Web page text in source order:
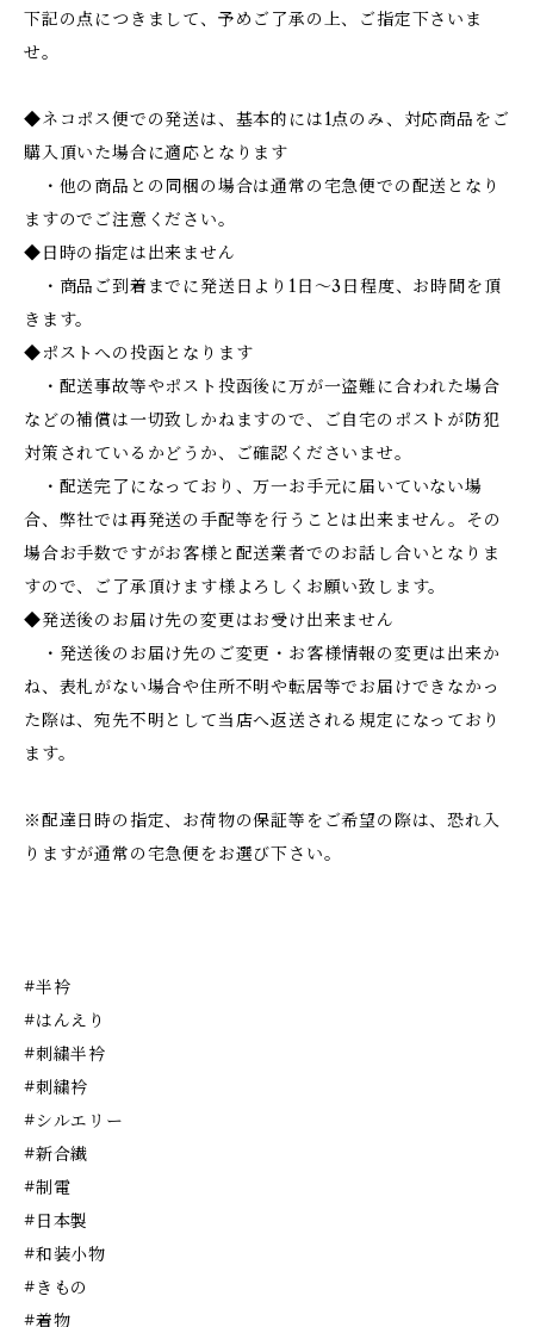
下記の点につきまして、予めご了承の上、ご指定下さいま
せ。
◆ネコポス便での発送は、基本的には1点のみ、対応商品をご
購入頂いた場合に適応となります
・他の商品との同梱の場合は通常の宅急便での配送となり
ますのでご注意ください。
◆日時の指定は出来ません
・商品ご到着までに発送日より1日～3日程度、お時間を頂
きます。
◆ポストへの投函となります
・配送事故等やポスト投函後に万が一盗難に合われた場合
などの補償は一切致しかねますので、ご自宅のポストが防犯
対策されているかどうか、ご確認くださいませ。
・配送完了になっており、万一お手元に届いていない場
合、弊社では再発送の手配等を行うことは出来ません。その
場合お手数ですがお客様と配送業者でのお話し合いとなりま
すので、ご了承頂けます様よろしくお願い致します。
◆発送後のお届け先の変更はお受け出来ません
・発送後のお届け先のご変更・お客様情報の変更は出来か
ね、表札がない場合や住所不明や転居等でお届けできなかっ
た際は、宛先不明として当店へ返送される規定になっており
ます。
※配達日時の指定、お荷物の保証等をご希望の際は、恐れ入
りますが通常の宅急便をお選び下さい。
#半衿
#はんえり
#刺繍半衿
#刺繍衿
#シルエリー
#新合繊
#制電
#日本製
#和装小物
#きもの
#着物